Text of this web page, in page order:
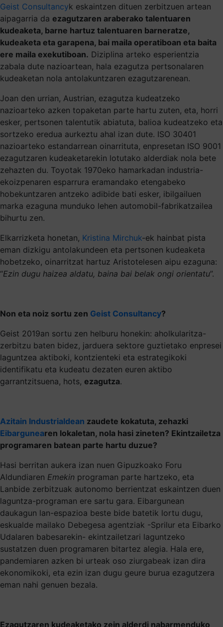
Geist Consultancyk eskaintzen dituen zerbitzuen artean
aipagarria da ezagutzaren araberako talentuaren
kudeaketa, barne hartuz talentuaren barneratze,
kudeaketa eta garapena, bai maila operatiboan eta baita
ere maila exekutiboan. Diziplina arteko esperientzia
zabala dute nazioartean, hala ezagutza pertsonalaren
kudeaketan nola antolakuntzaren ezagutzarenean.
Joan den urrian, Austrian, ezagutza kudeatzeko
nazioarteko azken topaketan parte hartu zuten, eta, horri
esker, pertsonen talentutik abiatuta, balioa kudeatzeko eta
sortzeko eredua aurkeztu ahal izan dute. ISO 30401
nazioarteko estandarrean oinarrituta, enpresetan ISO 9001
ezagutzaren kudeaketarekin lotutako alderdiak nola bete
zehazten du. Toyotak 1970eko hamarkadan industria-
ekoizpenaren esparrura eramandako etengabeko
hobekuntzaren antzeko adibide bati esker, ibilgailuen
marka ezaguna munduko lehen automobil-fabrikatzailea
bihurtu zen.
Elkarrizketa honetan, Kristina Mirchuk-ek hainbat pista
eman dizkigu antolakundeen eta pertsonen kudeaketa
hobetzeko, oinarritzat hartuz Aristotelesen aipu ezaguna:
“Ezin dugu haizea aldatu, baina bai belak ongi orientatu”.
Non eta noiz sortu zen Geist Consultancy?
Geist 2019an sortu zen helburu honekin: aholkularitza-
zerbitzu baten bidez, jarduera sektore guztietako enpresei
laguntzea aktiboki, kontzienteki eta estrategikoki
identifikatu eta kudeatu dezaten euren aktibo
garrantzitsuena, hots, ezagutza.
Azitain Industrialdean zaudete kokatuta, zehazki
Eibargunearen lokaletan, nola hasi zineten? Ekintzailetza
programaren batean parte hartu duzue?
Hasi berritan aukera izan nuen Gipuzkoako Foru
Aldundiaren Emekin programan parte hartzeko, eta
Lanbide zerbitzuak autonomo berrientzat eskaintzen duen
laguntza-programan ere sartu gara. Eibargunean
daukagun lan-espazioa beste bide batetik lortu dugu,
eskualde mailako Debegesa agentziak -Sprilur eta Eibarko
Udalaren babesarekin- ekintzailetzari laguntzeko
sustatzen duen programaren bitartez alegia. Hala ere,
pandemiaren azken bi urteak oso ziurgabeak izan dira
ekonomikoki, eta ezin izan dugu geure burua ezagutzera
eman nahi genuen bezala.
Ezagutzaren kudeaketako zein alderdi nabarmenduko